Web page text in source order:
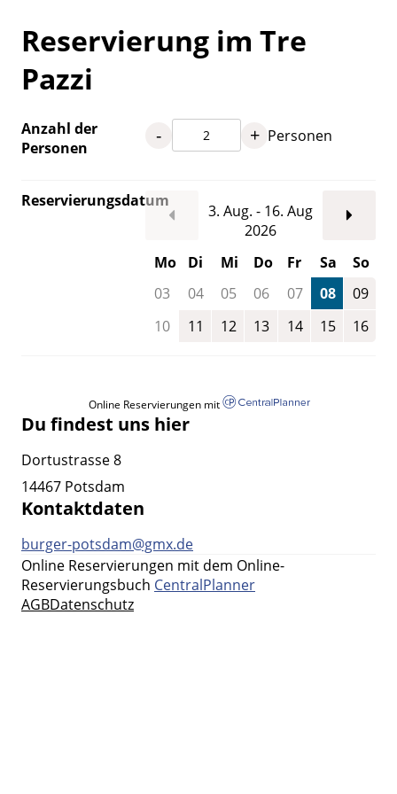
Reservierung im Tre
Pazzi
Anzahl der
Personen
- + Personen
Reservierungsdatum
3. Aug. - 16. Aug
2026
Mo
Di Mi Do Fr Sa
So
03
04 05 06 07 08
09
10
11 12 13 14 15 16
Online Reservierungen mit
Du findest uns hier
Dortustrasse 8
14467 Potsdam
Kontaktdaten
burger-potsdam@gmx.de
Online Reservierungen mit dem Online-
Reservierungsbuch CentralPlanner
AGBDatenschutz